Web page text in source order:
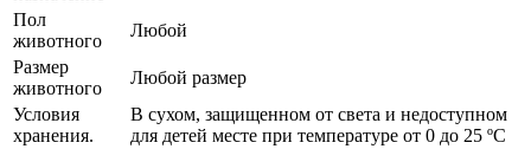
Пол
животного
Любой
Размер
животного
Любой размер
Условия
хранения.
В сухом, защищенном от света и недоступном
для детей месте при температуре от 0 до 25 ºС